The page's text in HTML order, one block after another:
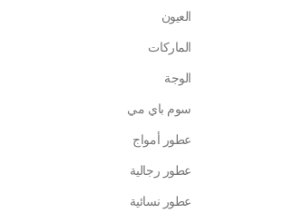
العيون
الماركات
الوجة
سوم باي مي
عطور أمواج
عطور رجالية
عطور نسائية